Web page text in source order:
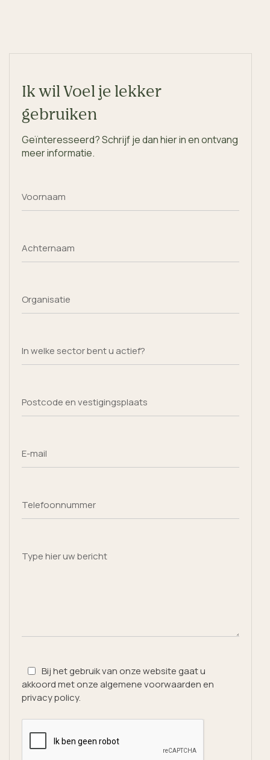
Ik wil Voel je lekker
gebruiken
Geïnteresseerd? Schrijf je dan hier in en ontvang
meer informatie.
Voornaam
Achternaam
Organisatie
In welke sector bent u actief?
Postcode en vestigingsplaats
E-mail
Telefoonnummer
Type hier uw bericht
Bij het gebruik van onze website gaat u
akkoord met onze algemene voorwaarden en
privacy policy.